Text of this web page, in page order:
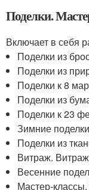
Поделки.
Включает в себя
Поделки из
Поделки из
Поделки к 8
Поделки из
Поделки к 23
Зимние поделки
Поделки из
Витраж.
Весенние
Мастер-